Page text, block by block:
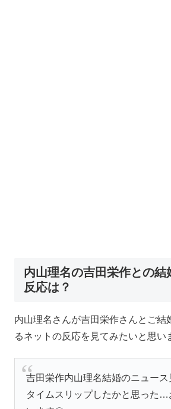
内山理名の吉田栄作との結
反応は？
内山理名さんが吉田栄作さんとご結
るネットの反応を見てみたいと思い
吉田栄作内山理名結婚のニュース
タイムスリップしたかと思った…